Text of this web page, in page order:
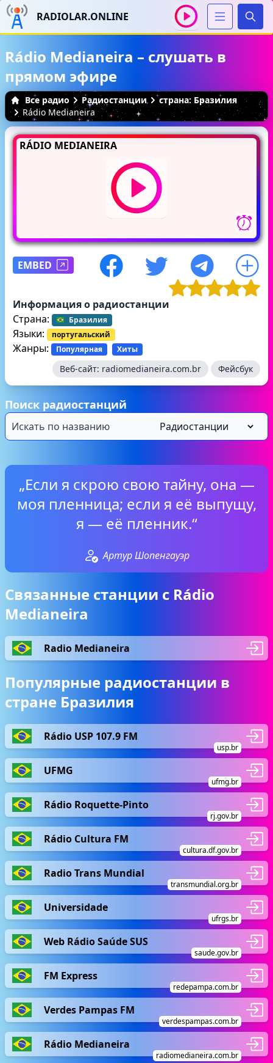
RADIOLAR.ONLINE
Rádio Medianeira – слушать в
прямом эфире
Все радио Радиостанции
страна: Бразилия
Rádio Medianeira
RÁDIO MEDIANEIRA
EMBED
Информация о радиостанции
Страна:
Бразилия
Языки: португальский
Жанры: Популярная Хиты
Веб-сайт: radiomedianeira.com.br Фейсбук
Поиск радиостанций
„Если я скрою свою тайну, она —
моя пленница; если я её выпущу,
я — её пленник.“
Артур Шопенгауэр
Связанные станции с Rádio
Medianeira
Radio Medianeira
Популярные радиостанции в
стране Бразилия
Rádio USP 107.9 FM
usp.br
UFMG
ufmg.br
Rádio Roquette-Pinto
rj.gov.br
Rádio Cultura FM
cultura.df.gov.br
Radio Trans Mundial
transmundial.org.br
Universidade
ufrgs.br
Web Rádio Saúde SUS
saude.gov.br
FM Express
redepampa.com.br
Verdes Pampas FM
verdespampas.com.br
Rádio Medianeira
radiomedianeira.com.br